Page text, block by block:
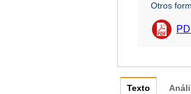
Otros
Texto